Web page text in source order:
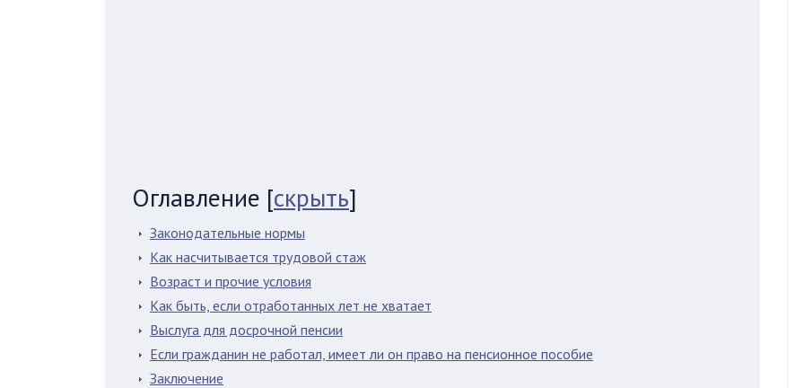
Оглавление [скрыть]
Законодательные нормы
Как насчитывается трудовой стаж
Возраст и прочие условия
Как быть, если отработанных лет не хватает
Выслуга для досрочной пенсии
Если гражданин не работал, имеет ли он право на пенсионное пособие
Заключение